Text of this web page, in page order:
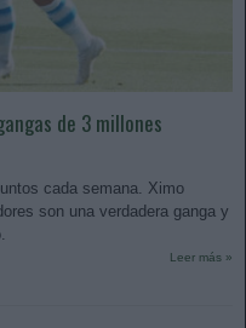
de 3 millones
cada semana. Ximo
son una verdadera ganga y
Leer más »